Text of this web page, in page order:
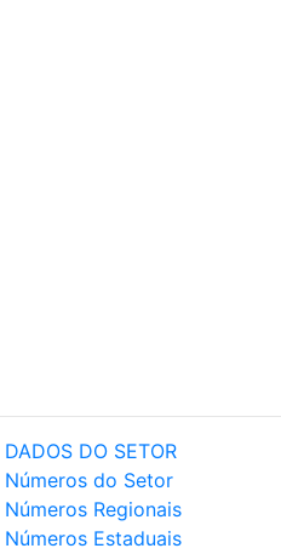
DADOS DO SETOR
Números do Setor
Números Regionais
Números Estaduais